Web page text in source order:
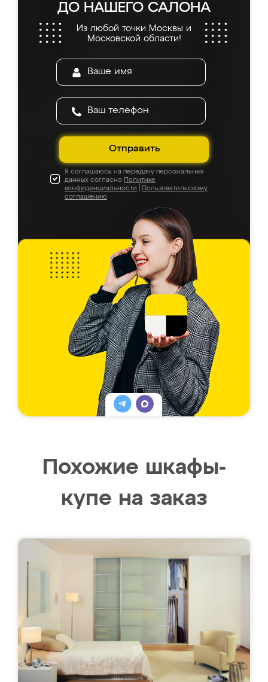
ДО НАШЕГО САЛОНА
Из любой точки Москвы и
Московской области!
Отправить
Я соглашаюсь на передачу персональных
данных согласно Политике
конфиденциальности
Пользовательскому
соглашению
Похожие шкафы-
купе на заказ